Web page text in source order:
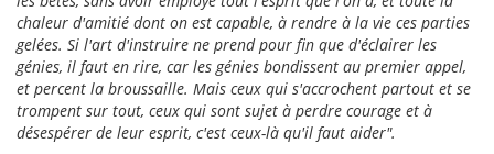
chaleur d'amitié dont on est capable, à rendre à la vie ces parties
gelées. Si l'art d'instruire ne prend pour fin que d'éclairer les
génies, il faut en rire, car les génies bondissent au premier appel,
et percent la broussaille. Mais ceux qui s'accrochent partout et se
trompent sur tout, ceux qui sont sujet à perdre courage et à
désespérer de leur esprit, c'est ceux-là qu'il faut aider".